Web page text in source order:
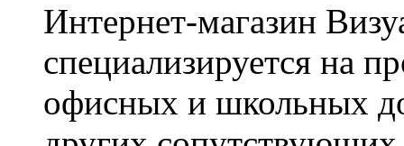
Интернет-магазин
специализируется на
офисных и школьных